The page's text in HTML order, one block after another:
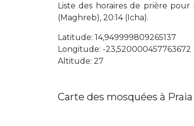
Liste des horaires de prière pour
(Maghreb), 20:14 (Icha).
Latitude: 14,949999809265137
Longitude: -23,520000457763672
Altitude: 27
Carte des mosquées à Praia